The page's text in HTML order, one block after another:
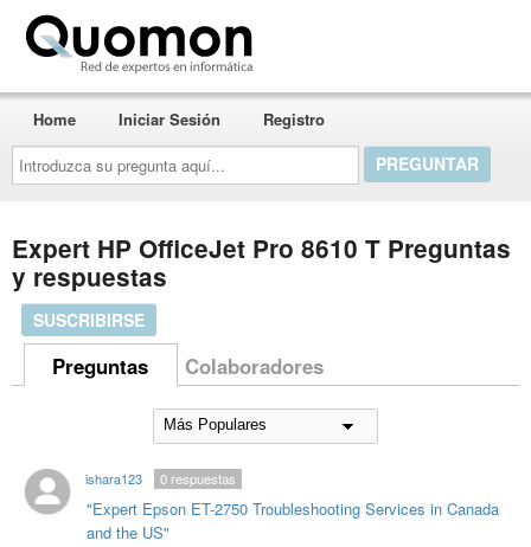
Introduzca
su
pregunta
aquí...
Home Iniciar Sesión Registro
Expert HP OfficeJet Pro 8610 T Preguntas
y respuestas
SUSCRIBIRSE
Preguntas Colaboradores
ishara123
"Expert Epson ET-2750 Troubleshooting Services in Canada
and the US"
0respuestas